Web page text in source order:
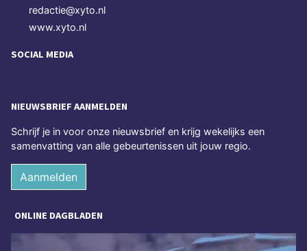
redactie@xyto.nl
www.xyto.nl
SOCIAL MEDIA
NIEUWSBRIEF AANMELDEN
Schrijf je in voor onze nieuwsbrief en krijg wekelijks een
samenvatting van alle gebeurtenissen uit jouw regio.
Aanmelden
ONLINE DAGBLADEN